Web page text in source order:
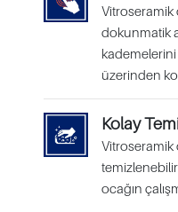
dokunmatik
üzerinden
Kolay
Vitroseramik
ocağın